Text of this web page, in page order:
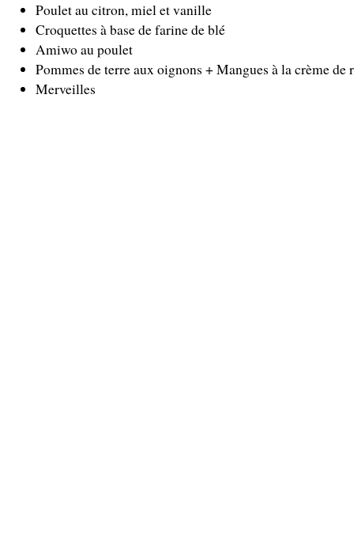
Poulet au citron, miel et vanille
Croquettes à base de farine de blé
Amiwo au poulet
Pommes de terre aux oignons + Mangues à la crème de
Merveilles